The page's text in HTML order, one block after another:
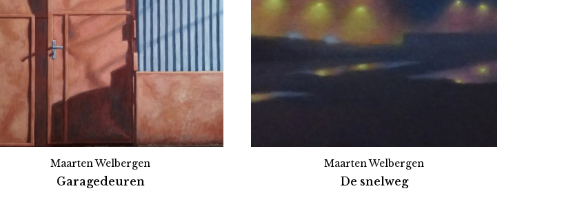
Maarten Welbergen
Garagedeuren
Maarten Welbergen
De snelweg
Partners